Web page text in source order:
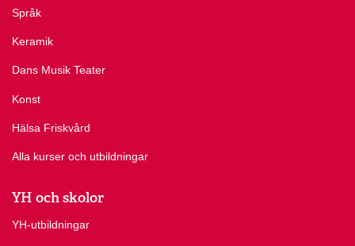
Språk
Keramik
Dans Musik Teater
Konst
Hälsa Friskvård
Alla kurser och utbildningar
YH och skolor
YH-utbildningar